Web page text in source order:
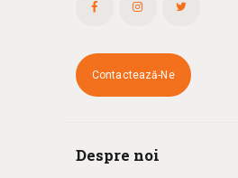
Contactează-Ne
Despre noi